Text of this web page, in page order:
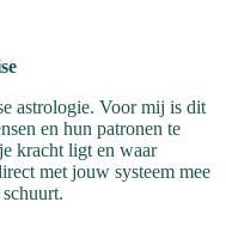
astrologie. Voor mij is dit
en hun patronen te
kracht ligt en waar
met jouw systeem mee